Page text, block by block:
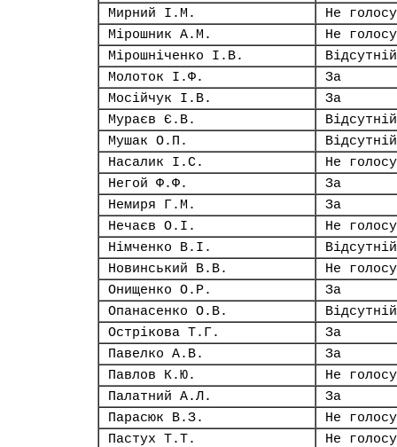
Мирний І.М.
Не
Мірошник А.М.
Не
Мірошніченко І.В.
Відсутній
Молоток І.Ф.
За
Мосійчук І.В.
За
Мураєв Є.В.
Відсутній
Мушак О.П.
Відсутній
Насалик І.С.
Не
Негой Ф.Ф.
За
Немиря Г.М.
За
Нечаєв О.І.
Не
Німченко В.І.
Відсутній
Новинський В.В.
Не
Онищенко О.Р.
За
Опанасенко О.В.
Відсутній
Острікова Т.Г.
За
Павелко А.В.
За
Павлов К.Ю.
Не
Палатний А.Л.
За
Парасюк В.З.
Не
Пастух Т.Т.
Не